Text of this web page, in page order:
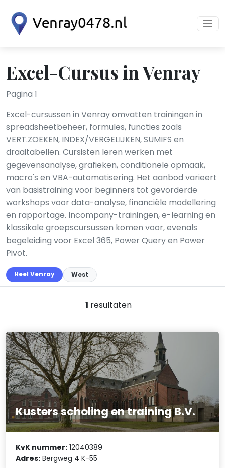
Excel-Cursus in Venray
Pagina 1
Excel-cursussen in Venray omvatten trainingen in
spreadsheetbeheer, formules, functies zoals
VERT.ZOEKEN, INDEX/VERGELIJKEN, SUMIFS en
draaitabellen. Cursisten leren werken met
gegevensanalyse, grafieken, conditionele opmaak,
macro's en VBA-automatisering. Het aanbod varieert
van basistraining voor beginners tot gevorderde
workshops voor data-analyse, financiële modellering
en rapportage. Incompany-trainingen, e-learning en
klassikale groepscursussen komen voor, evenals
begeleiding voor Excel 365, Power Query en Power
Pivot.
Heel Venray West
1 resultaten
Kusters scholing en training B.V.
KvK nummer: 12040389
Adres: Bergweg 4 K-55